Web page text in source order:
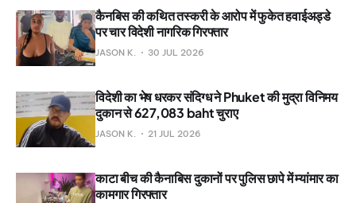
कैनबिस की कथित तस्करी के आरोप में फुकेत हवाईअड्डे
पर चार विदेशी नागरिक गिरफ्तार
JASON K. 30 JUL 2026
विदेशी का भेष धरकर संदिग्ध ने Phuket की मुद्रा विनिमय
दुकान से 627,083 baht चुराए
JASON K. 21 JUL 2026
काटा बीच की कैनाबिस दुकानों पर पुलिस छापे में म्यांमार का
कामगार गिरफ्तार